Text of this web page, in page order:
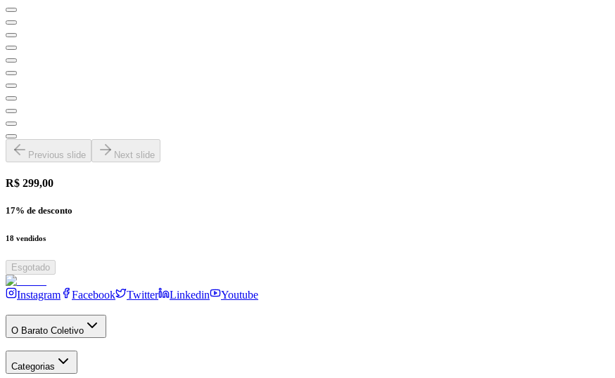
Previous slide Next slide
R$ 299,00
17% de desconto
18 vendidos
Esgotado
Instagram Facebook Twitter Linkedin Youtube
O Barato Coletivo
Categorias